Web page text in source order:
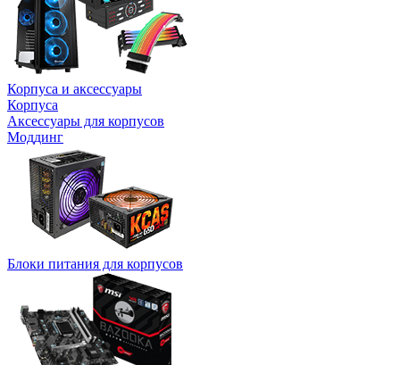
Корпуса и аксессуары
Корпуса
Аксессуары для корпусов
Моддинг
Блоки питания для корпусов